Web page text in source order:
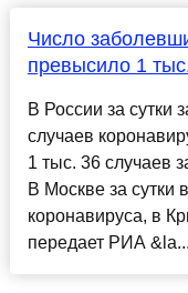
Число
превысило 1
В России за сутки
случаев
1 тыс. 36 случаев
В Москве за сутки
коронавируса, в
передает РИА &la...